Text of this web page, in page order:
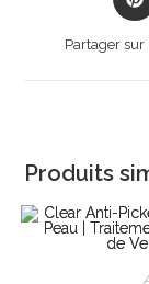
in
Partager sur
Produits